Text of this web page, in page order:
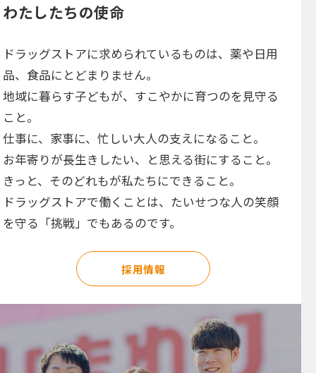
わたしたちの使命
ドラッグストアに求められているものは、薬や日用
品、食品にとどまりません。
地域に暮らす子どもが、すこやかに育つのを見守る
こと。
仕事に、家事に、忙しい大人の支えになること。
お年寄りが長生きしたい、と思える街にすること。
きっと、そのどれもが私たちにできること。
ドラッグストアで働くことは、たいせつな人の笑顔
を守る「挑戦」でもあるのです。
採用情報